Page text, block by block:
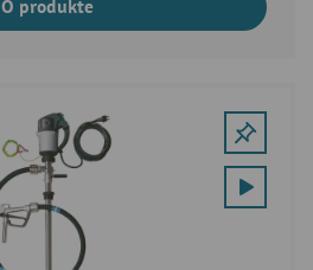
O produkte